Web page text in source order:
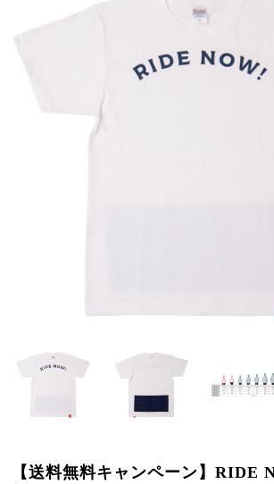
【送料無料キャンペーン】